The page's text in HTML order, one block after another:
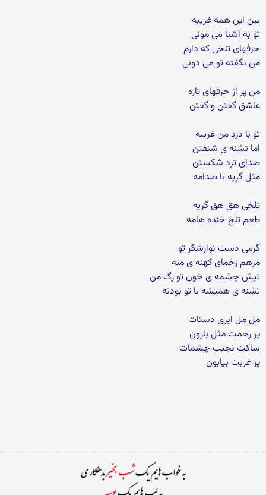
بین این همه غریبه
تو به آشنا می مونی
حرفهای تلخی که دارم
من نگفته تو می دونی
من پر از حرفهای تازه
عاشق گفتن و گفتن
تو با درد من غریبه
اما تشنه ی شنفتن
صدای ترد شکستن
مثل گریه با صدامه
تلخی هق هق گریه
طعم تلخ خنده هامه
گرمی دست نوازشگر تو
مرهم زخمای کهنه ی منه
تپش چشمه ی خون تو رگ من
تشنه ی همیشه با تو بودنه
مل مل ابری دستات
پر رحمت مثل بارون
ساکت نجیب چشمات
پر غربت بیابون